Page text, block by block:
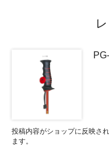
投稿内容がショップに反映さ
ます。